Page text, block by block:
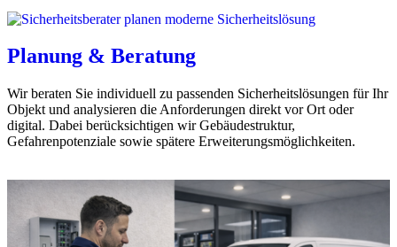
Planung & Beratung
Wir beraten Sie individuell zu passenden Sicherheitslösungen für Ihr
Objekt und analysieren die Anforderungen direkt vor Ort oder
digital. Dabei berücksichtigen wir Gebäudestruktur,
Gefahrenpotenziale sowie spätere Erweiterungsmöglichkeiten.